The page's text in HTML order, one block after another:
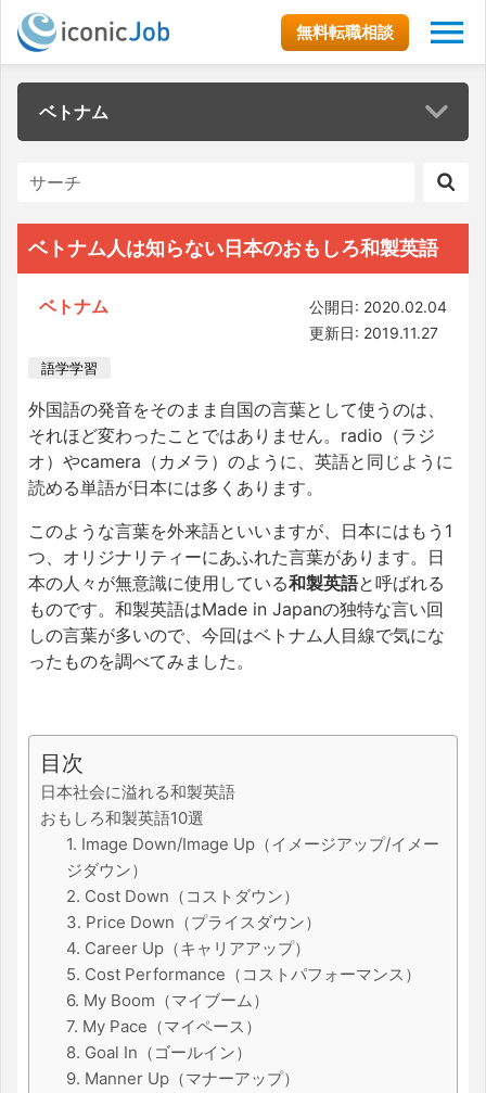
無料転職相談
ベトナム
ベトナム人は知らない日本のおもしろ和製英語
ベトナム
公開日: 2020.02.04
更新日: 2019.11.27
語学学習
外国語の発音をそのまま自国の言葉として使うのは、
それほど変わったことではありません。radio（ラジ
オ）やcamera（カメラ）のように、英語と同じように
読める単語が日本には多くあります。
このような言葉を外来語といいますが、日本にはもう1
つ、オリジナリティーにあふれた言葉があります。日
本の人々が無意識に使用している和製英語と呼ばれる
ものです。和製英語はMade in Japanの独特な言い回
しの言葉が多いので、今回はベトナム人目線で気にな
ったものを調べてみました。
目次
日本社会に溢れる和製英語
おもしろ和製英語10選
1. Image Down/Image Up（イメージアップ/イメー
ジダウン）
2. Cost Down（コストダウン）
3. Price Down（プライスダウン）
4. Career Up（キャリアアップ）
5. Cost Performance（コストパフォーマンス）
6. My Boom（マイブーム）
7. My Pace（マイペース）
8. Goal In（ゴールイン）
9. Manner Up（マナーアップ）